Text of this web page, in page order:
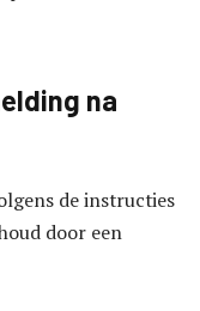
na
de instructies
door een